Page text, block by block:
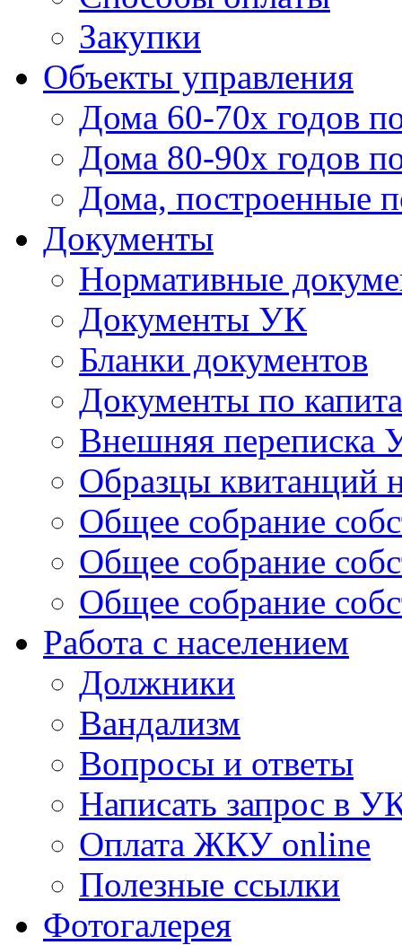
Закупки
Объекты управления
Дома 60-70х годов
Дома 80-90х годов
Дома, построенные
Документы
Нормативные
Документы УК
Бланки документов
Документы по
Внешняя переписка
Образцы квитанций
Общее собрание
Общее собрание
Общее собрание
Работа с населением
Должники
Вандализм
Вопросы и ответы
Написать запрос в
Оплата ЖКУ online
Полезные ссылки
Фотогалерея